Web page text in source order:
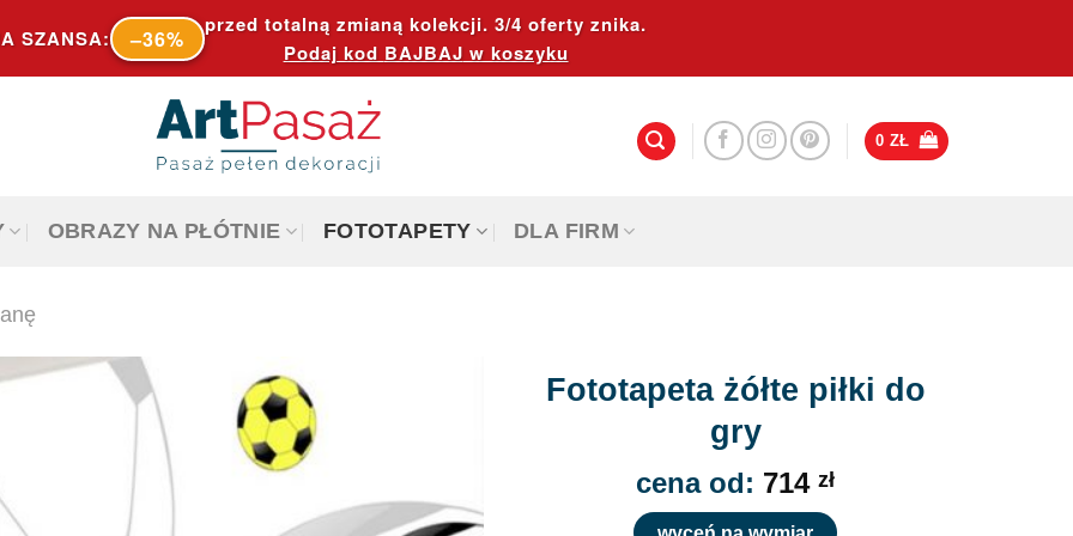
SZANSA: –36%
przed totalną zmianą kolekcji. 3/4 oferty znika.
Podaj kod BAJBAJ w koszyku
0 ZŁ
OBRAZY NA PŁÓTNIE FOTOTAPETY DLA FIRM
Fototapeta żółte piłki do
gry
cena od: 714 zł